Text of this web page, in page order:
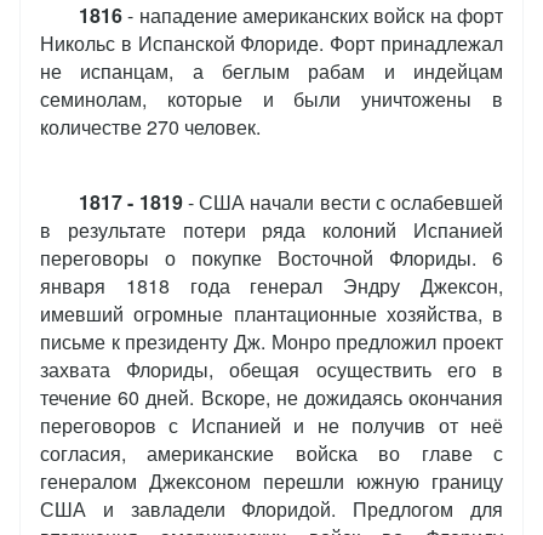
1816- нападение американских войск на форт
Никольс в Испанской Флориде. Форт принадлежал
не испанцам, а беглым рабам и индейцам
семинолам, которые и были уничтожены в
количестве 270 человек.
1817 - 1819- США начали вести с ослабевшей
в результате потери ряда колоний Испанией
переговоры о покупке Восточной Флориды. 6
января 1818 года генерал Эндру Джексон,
имевший огромные плантационные хозяйства, в
письме к президенту Дж. Монро предложил проект
захвата Флориды, обещая осуществить его в
течение 60 дней. Вскоре, не дожидаясь окончания
переговоров с Испанией и не получив от неё
согласия, американские войска во главе с
генералом Джексоном перешли южную границу
США и завладели Флоридой. Предлогом для